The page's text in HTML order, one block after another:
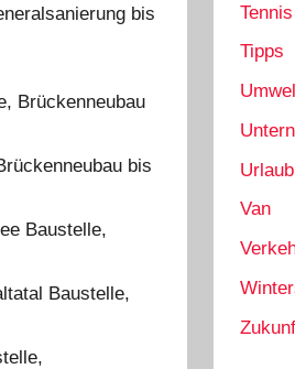
bis
Brückenneubau
bis
Baustelle,
Baustelle,
Tennis
Tipps
Urlaub
Van